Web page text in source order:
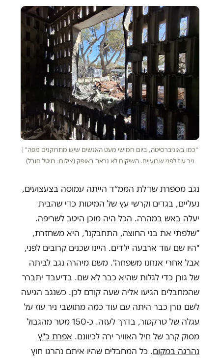
״כמו באוניברסיטה, ביום חמישי מעט האנשים שיש מתרוקנים מפה" |
ניר עוז לפני שבועיים. השיקום לא נראה באופק (צילום: רויטל חובל)
נגב מספרת שדלת הממ״ד הייתה עמוסה בצעצועים,
נעליים, בגדים וקרשי עץ של המיטות כדי שהבית
יעלה באש במהרה. הכל היה מוכן היטב לשריפה.
"שלפתי את בני החוצה, התחבקנו", היא משחזרת,
"היו שם עוד ארבעה ילדים. היינו שכנים קרובים לפני,
אבל אחרי אנחנו משפחה". משם מיהרה נגב לביתה
של גורן כדי לגלות שהיא כבר לא שם. בדיעבד יתברר
שהמחבלים הגיעו אליה שעה קודם לכן. כשנגב הגיעה
לשם גורן כבר היתה עם עוד כמה מתושבי ניר עוז על
עגלה של טרקטור, בדרך לעזה. כ-150 מטר מהגבול
מסוק קרב של חיל האוויר ירה לכיוונם. אפרת כ"ץ
נהרגה במקום. כל המחבלים שהיו איתם נהרגו חוץ